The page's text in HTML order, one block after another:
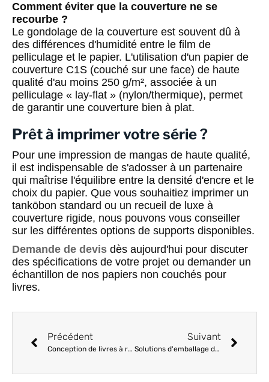
Comment éviter que la couverture ne se
recourbe ?
Le gondolage de la couverture est souvent dû à
des différences d'humidité entre le film de
pelliculage et le papier. L'utilisation d'un papier de
couverture C1S (couché sur une face) de haute
qualité d'au moins 250 g/m², associée à un
pelliculage « lay-flat » (nylon/thermique), permet
de garantir une couverture bien à plat.
Prêt à imprimer votre série ?
Pour une impression de mangas de haute qualité,
il est indispensable de s'adosser à un partenaire
qui maîtrise l'équilibre entre la densité d'encre et le
choix du papier. Que vous souhaitiez imprimer un
tankōbon standard ou un recueil de luxe à
couverture rigide, nous pouvons vous conseiller
sur les différentes options de supports disponibles.
Demande de devis dès aujourd'hui pour discuter
des spécifications de votre projet ou demander un
échantillon de nos papiers non couchés pour
livres.
Précédent
Conception de livres à rabats : techniques de découpe et d'assemblage
Suivant
Solutions d'emballage de livres sur mesure : Conception de boîtes rigides et d'enveloppes pour le commerce de détail